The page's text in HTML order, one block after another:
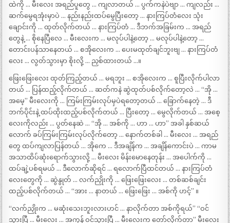
ထဲကို … မီးလေး အရည်ပူတွေ … ကျလာတယ် … ပွက်ကနဲပဲဗျာ … ကျလည်း …
ဆက်မွေရအုံးမှာပဲ … နည်းနည်းထပ်မွေပြီးတော့ … နားကြပ်တံလေး သုံး
ချောင်းကို … ထုတ်လိုက်တယ် … နားကြပ်တံ … ဒီဘက်အခြမ်းက … အရည်
တွေနဲ့ … စိုနေပြီလေ … မီးလေးက … မလုပ်ပါနဲ့တော့ … မလုပ်ပါနဲ့တော့ …
တောင်းပန်သာနေတယ် … စအိုလေးက … ပေးမထုတ်ချင်ဘူးဗျ … နားကြပ်တံ
လေး … လွတ်သွားမှာ စိုးလို့ … ညှစ်ထားတယ် …။
ဖြေးဖြေးလေး ထုတ်ကြည့်တယ် … မရဘူး … စအိုလေးက … စူပြီးလိုက်ပါလာ
တယ် … ပြန်ထည့်လိုက်တယ် … ဆတ်ကနဲ ဆွဲထုတ်ပစ်လိုက်တော့လဲ … “အို …
အမေ့” မီးလေးကို … ကြမ်းကြမ်းလုပ်မှပဲရတော့တယ် … ခြောက်နေတဲ့ … ဒီ
ဘက်ပိုင်းနဲ့ ထပ်ထိုးထည့်ပစ်လိုက်တယ် … ပြီးတော့ … မွေလိုက်တယ် … အစေ့
လေးကိုလည်း … ပွတ်နေဆဲ … “အို … အစ်ကို … ဟာ … ဟာ” အခါ နှစ်ဆယ်
လောက် ခပ်ကြမ်းကြမ်းလုပ်လိုက်တော့ … နောက်တစ်ခါ … မီးလေး … အရည်
တွေ ထပ်ကျလာပြန်တယ် … အိုကေ … ဒီအချိန်က … အချိန်ကောင်းပဲ … ကာမ
အသာထိပ်ဆုံးရောက်သွားလို့ … မီးလေး မိန်းမောနေတုန်း … အပေါက်ကို …
ထပ်ချဲ့ပစ်ရမယ် … ဒီလောက်ဆိုရင် … ရလောက်ပြီထင်တယ် … နားကြပ်တံ
လေးတွေကို … ဆွဲနွုတ် … လက်ညှိုးကို … ဖြေးဖြေးလေး … တစ်ဆစ်ချင်း
ထည့်ပစ်လိုက်တယ် … “အား … နာတယ် … ဖြေးဖြေး … အစ်ကို ဟင့်” ။
“လက်ညှိုးက … မဆုံးသေးဘူးလားဟင် … နာလိုက်တာ အစ်ကိုရယ်” “ဝင်
သွားပြီ … မီးလေး … အကုန် ဝင်သွားပြီ … မီးလေးက တော်လိုက်တာ” မီးလေး